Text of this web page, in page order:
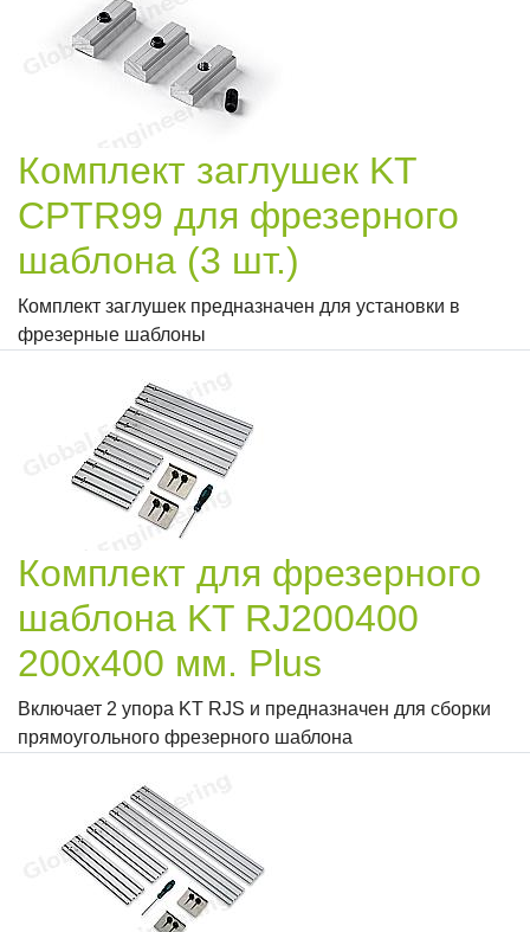
Комплект заглушек KT
CPTR99 для фрезерного
шаблона (3 шт.)
Комплект заглушек предназначен для установки в
фрезерные шаблоны
Комплект для фрезерного
шаблона KT RJ200400
200x400 мм. Plus
Включает 2 упора KT RJS и предназначен для сборки
прямоугольного фрезерного шаблона